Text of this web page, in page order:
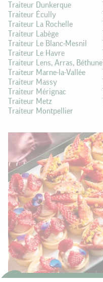
Traiteur Dunkerque
Traiteur Écully
Traiteur La Rochelle
Traiteur Labège
Traiteur Le Blanc-Mesnil
Traiteur Le Havre
Traiteur Lens, Arras, Béthune
Traiteur Marne-la-Vallée
Traiteur Massy
Traiteur Mérignac
Traiteur Metz
Traiteur Montpellier